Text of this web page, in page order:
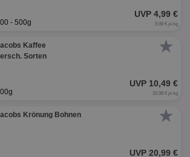
UVP 4,99 €
- 500g 9,98 € je kg
★
Kaffee
Sorten
UVP 10,49 €
20,98 € je kg
★
Krönung Bohnen
UVP 20,99 €